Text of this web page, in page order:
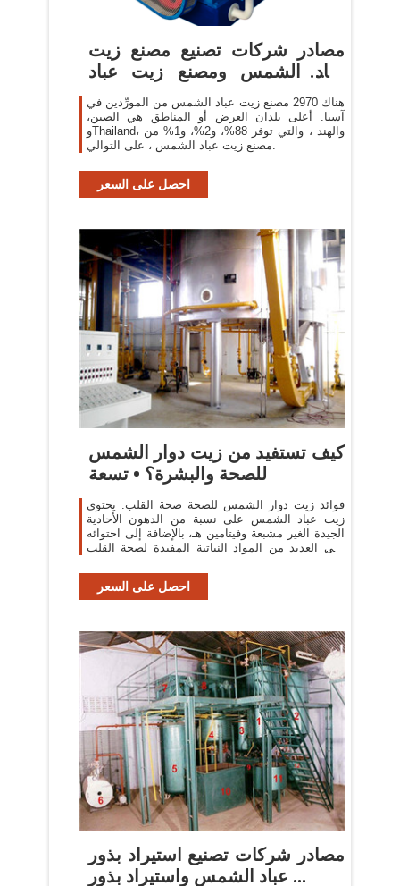
مصادر شركات تصنيع مصنع زيت
عباد الشمس ومصنع زيت عباد
هناك 2970 مصنع زيت عباد الشمس من المورِّدين في
آسيا. أعلى بلدان العرض أو المناطق هي الصين،
وThailand، والهند ، والتي توفر 88%، و2%، و1% من
مصنع زيت عباد الشمس ، على التوالي.
احصل على السعر
كيف تستفيد من زيت دوار الشمس
للصحة والبشرة؟ • تسعة
فوائد زيت دوار الشمس للصحة صحة القلب. يحتوي
زيت عباد الشمس على نسبة من الدهون الأحادية
الجيدة الغير مشبعة وفيتامين هـ، بالإضافة إلى احتوائه
على العديد من المواد النباتية المفيدة لصحة القلب
احصل على السعر
مصادر شركات تصنيع استيراد بذور
عباد الشمس واستيراد بذور ...